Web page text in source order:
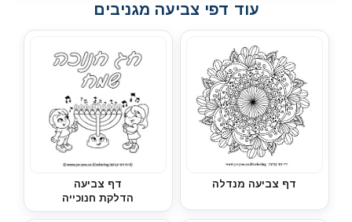
עוד דפי צביעה מגניבים
דף צביעה מנדלה
דף צביעה
הדלקת חנוכייה